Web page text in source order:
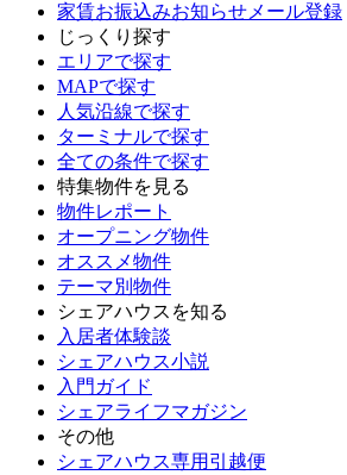
家賃お振込みお知らせメール登録
じっくり探す
エリアで探す
MAPで探す
人気沿線で探す
ターミナルで探す
全ての条件で探す
特集物件を見る
物件レポート
オープニング物件
オススメ物件
テーマ別物件
シェアハウスを知る
入居者体験談
シェアハウス小説
入門ガイド
シェアライフマガジン
その他
シェアハウス専用引越便